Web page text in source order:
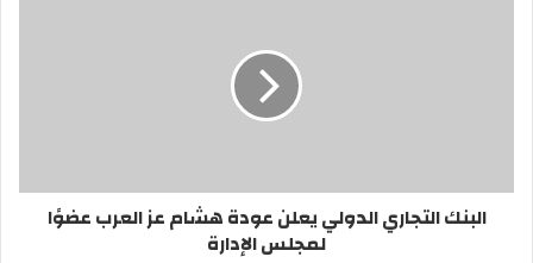
ك
ا
م
البنك التجاري الدولي يعلن عودة هشام عز العرب عضوًا
لمجلس الإدارة